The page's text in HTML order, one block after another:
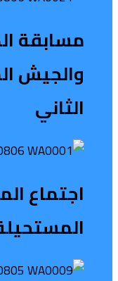
مسابقة
والجيش
الثاني
اجتماع